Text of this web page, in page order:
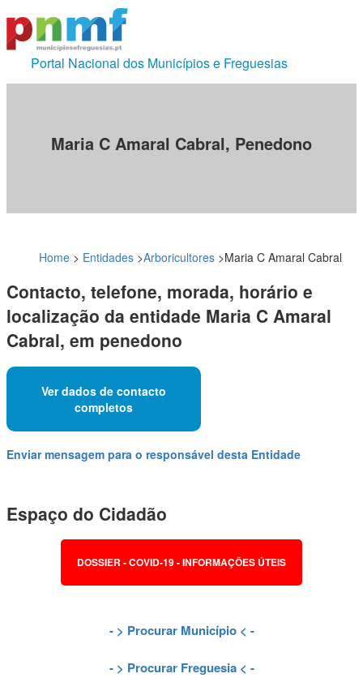
Portal Nacional dos Municípios e Freguesias
Maria C Amaral Cabral, Penedono
Home > Entidades >Arboricultores >Maria C Amaral Cabral
Contacto, telefone, morada, horário e
localização da entidade Maria C Amaral
Cabral, em penedono
Ver dados de contacto
completos
Enviar mensagem para o responsável desta Entidade
Espaço do Cidadão
DOSSIER - COVID-19 - INFORMAÇÕES ÚTEIS
- > Procurar Município< -
- > Procurar Freguesia< -